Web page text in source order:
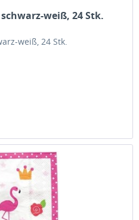
weiß, 24 Stk.
weiß, 24 Stk.